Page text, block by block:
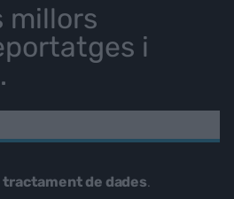
millors
i
tractament de dades.